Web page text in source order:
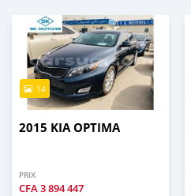
14
2015 KIA OPTIMA
PRIX
CFA3 894 447